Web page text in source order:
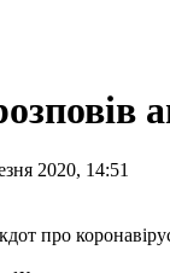
2020, 14:51